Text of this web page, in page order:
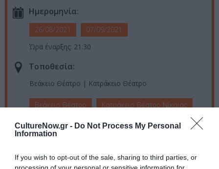
CultureNow.gr - Do Not Process My Personal
Information
If you wish to opt-out of the sale, sharing to third parties, or
processing of your personal or sensitive information for
Ημερομηνία:
26/08/2021
07/09/2021
Ώρα έναρξης: 21:30
Τοποθεσία:
Βεάκειο Θέατρο | Κατράκειο Θέατρο
Βεάκειο Θέατρο Κατράκειο Θέατρο Νίκαιας
Ακολουθήστε το Culturenow.gr στο